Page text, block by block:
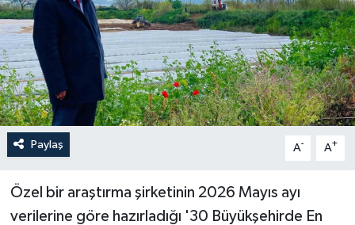
Paylaş A- A+
Özel bir araştırma şirketinin 2026 Mayıs ayı
verilerine göre hazırladığı '30 Büyükşehirde En